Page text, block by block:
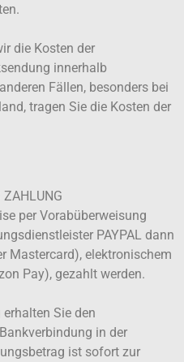
die Kosten der
innerhalb
Fällen, besonders bei
tragen Sie die Kosten der
ZAHLUNG
per Vorabüberweisung
PAYPAL dann
Mastercard), elektronischem
Pay), gezahlt werden.
Sie den
in der
ist sofort zur